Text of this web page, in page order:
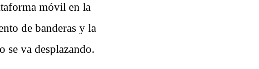
móvil en la
de banderas y la
se va desplazando.